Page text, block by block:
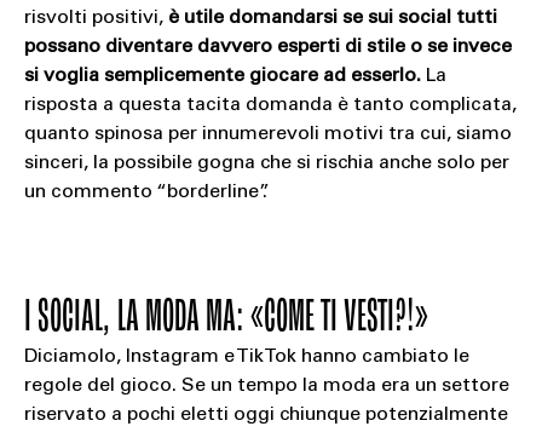
risvolti positivi, è utile domandarsi se sui social tutti
possano diventare davvero esperti di stile o se invece
si voglia semplicemente giocare ad esserlo.La
risposta a questa tacita domanda è tanto complicata,
quanto spinosa per innumerevoli motivi tra cui, siamo
sinceri, la possibile gogna che si rischia anche solo per
un commento “borderline”.
I SOCIAL, LA MODA MA: «COME TI VESTI?!»
Diciamolo, Instagram e TikTok hanno cambiato le
regole del gioco. Se un tempo la moda era un settore
riservato a pochi eletti oggi chiunque potenzialmente